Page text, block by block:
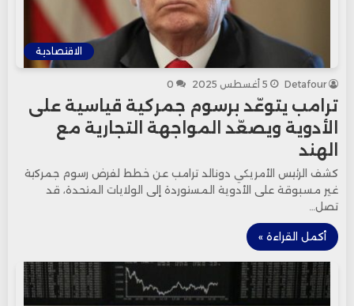
الاقتصادية
Detafour 5 أغسطس 2025 0
ترامب يتوعّد برسوم جمركية قياسية على
الأدوية ويصعّد المواجهة التجارية مع
الهند
كشف الرئيس الأمريكي دونالد ترامب عن خطط لفرض رسوم جمركية
غير مسبوقة على الأدوية المستوردة إلى الولايات المتحدة، قد
تصل…
أكمل القراءة »